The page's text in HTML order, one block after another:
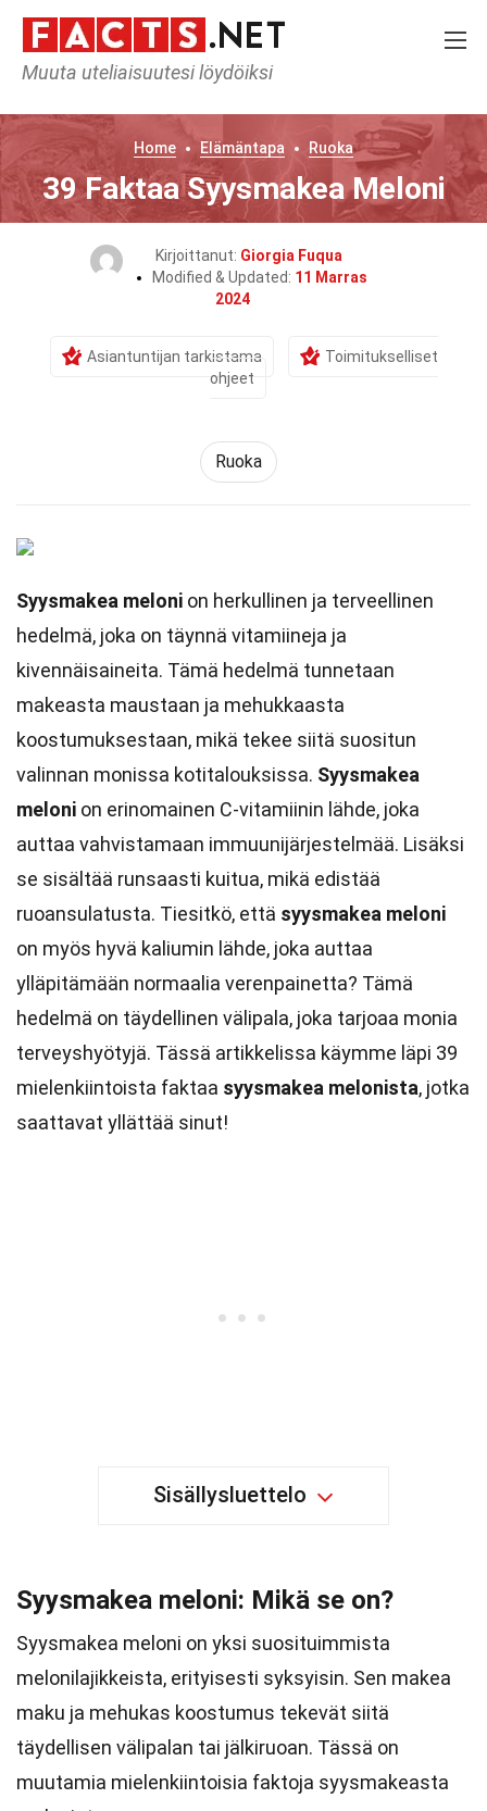
Muuta uteliaisuutesi löydöiksi
Home Elämäntapa Ruoka
39 Faktaa Syysmakea Meloni
Kirjoittanut: Giorgia Fuqua
Modified & Updated: 11 Marras
2024
Asiantuntijan tarkistama
Toimitukselliset
ohjeet
Ruoka
Syysmakea meloni on herkullinen ja terveellinen
hedelmä, joka on täynnä vitamiineja ja
kivennäisaineita. Tämä hedelmä tunnetaan
makeasta maustaan ja mehukkaasta
koostumuksestaan, mikä tekee siitä suositun
valinnan monissa kotitalouksissa. Syysmakea
meloni on erinomainen C-vitamiinin lähde, joka
auttaa vahvistamaan immuunijärjestelmää. Lisäksi
se sisältää runsaasti kuitua, mikä edistää
ruoansulatusta. Tiesitkö, että syysmakea meloni
on myös hyvä kaliumin lähde, joka auttaa
ylläpitämään normaalia verenpainetta? Tämä
hedelmä on täydellinen välipala, joka tarjoaa monia
terveyshyötyjä. Tässä artikkelissa käymme läpi 39
mielenkiintoista faktaa syysmakea melonista, jotka
saattavat yllättää sinut!
Sisällysluettelo
Syysmakea meloni: Mikä se on?
Syysmakea meloni on yksi suosituimmista
melonilajikkeista, erityisesti syksyisin. Sen makea
maku ja mehukas koostumus tekevät siitä
täydellisen välipalan tai jälkiruoan. Tässä on
muutamia mielenkiintoisia faktoja syysmakeasta